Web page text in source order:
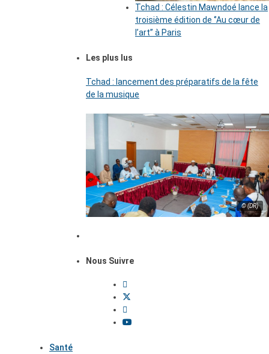
Tchad : Célestin Mawndoé lance la
troisième édition de ‘’Au cœur de
l’art’’ à Paris
Les plus lus
Tchad : lancement des préparatifs de la fête
de la musique
© (DR)
Nous Suivre
Santé